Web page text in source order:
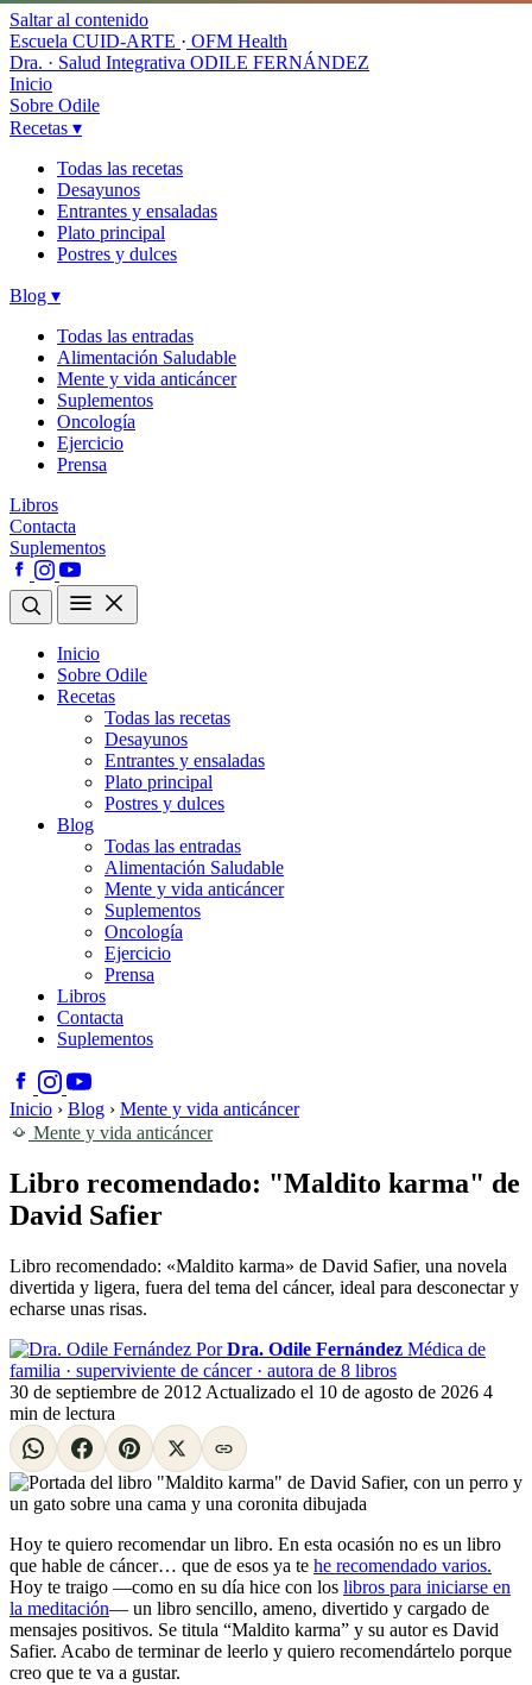
Saltar al contenido
Escuela CUID-ARTE · OFM Health
Dra. · Salud Integrativa ODILE FERNÁNDEZ
Inicio
Sobre Odile
Recetas ▾
Todas las recetas
Desayunos
Entrantes y ensaladas
Plato principal
Postres y dulces
Blog ▾
Todas las entradas
Alimentación Saludable
Mente y vida anticáncer
Suplementos
Oncología
Ejercicio
Prensa
Libros
Contacta
Suplementos
Inicio
Sobre Odile
Recetas
Todas las recetas
Desayunos
Entrantes y ensaladas
Plato principal
Postres y dulces
Blog
Todas las entradas
Alimentación Saludable
Mente y vida anticáncer
Suplementos
Oncología
Ejercicio
Prensa
Libros
Contacta
Suplementos
Inicio › Blog › Mente y vida anticáncer
Mente y vida anticáncer
Libro recomendado: "Maldito karma" de
David Safier
Libro recomendado: «Maldito karma» de David Safier, una novela
divertida y ligera, fuera del tema del cáncer, ideal para desconectar y
echarse unas risas.
Por Dra. Odile Fernández Médica de
familia · superviviente de cáncer · autora de 8 libros
30 de septiembre de 2012 Actualizado el 10 de agosto de 2026 4
min de lectura
Hoy te quiero recomendar un libro. En esta ocasión no es un libro
que hable de cáncer… que de esos ya te he recomendado varios.
Hoy te traigo —como en su día hice con los libros para iniciarse en
la meditación— un libro sencillo, ameno, divertido y cargado de
mensajes positivos. Se titula “Maldito karma” y su autor es David
Safier. Acabo de terminar de leerlo y quiero recomendártelo porque
creo que te va a gustar.